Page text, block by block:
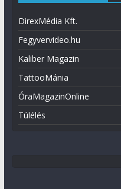
DirexMédia Kft.
Fegyvervideo.hu
Kaliber Magazin
TattooMánia
ÓraMagazinOnline
Túlélés